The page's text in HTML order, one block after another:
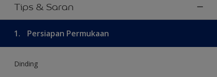
Tips & Saran
1. Persiapan Permukaan
Dinding